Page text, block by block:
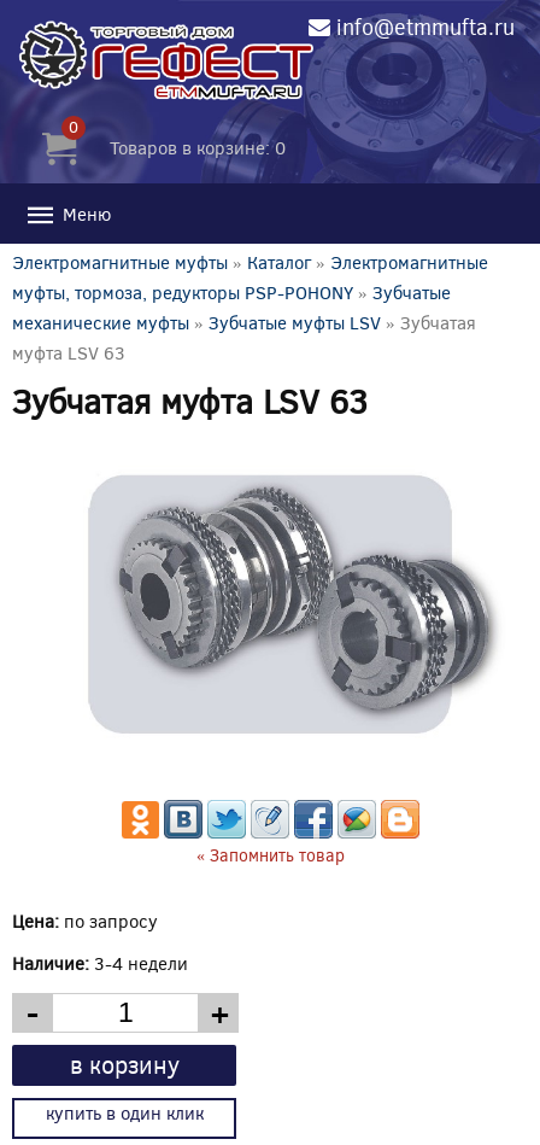
info@etmmufta.ru
0
Товаров в корзине: 0
Меню
Электромагнитные муфты » Каталог» Электромагнитные
муфты, тормоза, редукторы PSP-POHONY » Зубчатые
механические муфты » Зубчатые муфты LSV » Зубчатая
муфта LSV 63
Зубчатая муфта LSV 63
« Запомнить товар
Цена: по запросу
Наличие: 3-4 недели
- +
в корзину
купить в один клик